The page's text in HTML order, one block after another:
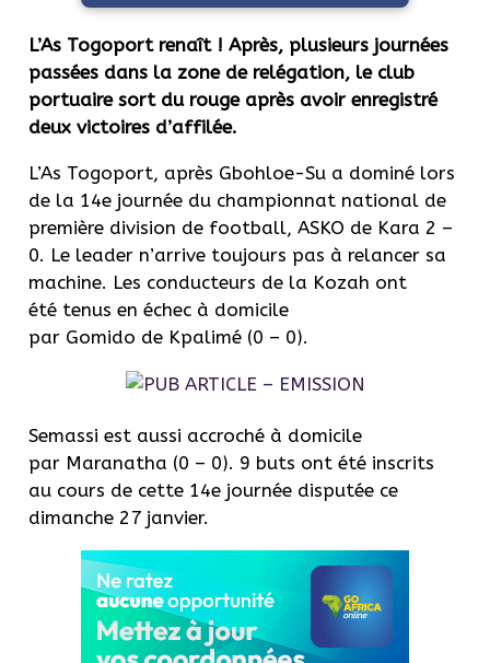
L’As Togoportrenaît ! Après, plusieurs journées
passées dans la zone de relégation, le club
portuaire sort du rouge après avoir enregistré
deux victoires d’affilée.
L’As Togoport, après Gbohloe-Su a dominé lors
de la 14e journée du championnat national de
première division de football, ASKO de Kara 2 –
0. Le leader n’arrive toujours pas à relancer sa
machine. Les conducteurs de la Kozah ont
été tenus en échec à domicile
par Gomido de Kpalimé (0 – 0).
Semassi est aussi accroché à domicile
par Maranatha (0 – 0). 9 buts ont été inscrits
au cours de cette 14e journée disputée ce
dimanche 27 janvier.